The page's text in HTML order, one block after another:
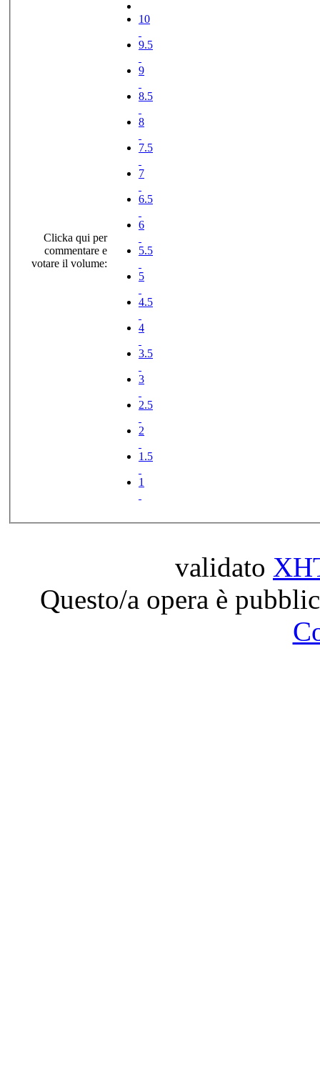
Clicka qui per
commentare e
votare il volume:
10
9.5
9
8.5
8
7.5
7
6.5
6
5.5
5
4.5
4
3.5
3
2.5
2
1.5
1
validato
Questo/a opera è